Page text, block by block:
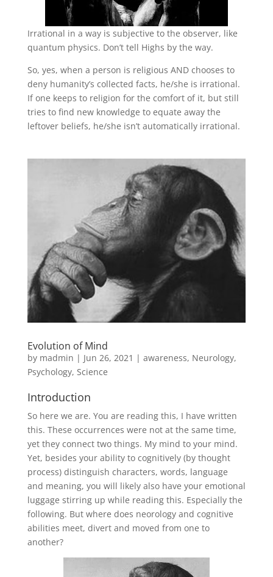
Irrational in a way is subjective to the observer, like
quantum physics. Don’t tell Highs by the way.
So, yes, when a person is religious AND chooses to
deny humanity’s collected facts, he/she is irrational.
If one keeps to religion for the comfort of it, but still
tries to find new knowledge to equate away the
leftover beliefs, he/she isn’t automatically irrational.
Evolution of Mind
by madmin | Jun 26, 2021 | awareness, Neurology,
Psychology, Science
Introduction
So here we are. You are reading this, I have written
this. These occurrences were not at the same time,
yet they connect two things. My mind to your mind.
Yet, besides your ability to cognitively (by thought
process) distinguish characters, words, language
and meaning, you will likely also have your emotional
luggage stirring up while reading this. Especially the
following. But where does neorology and cognitive
abilities meet, divert and moved from one to
another?